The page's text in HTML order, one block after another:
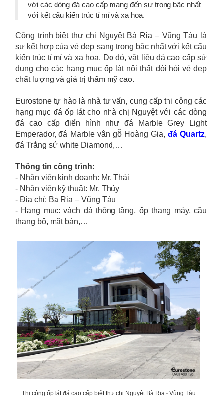
với các dòng đá cao cấp mang đến sự trọng bậc nhất
với kết cấu kiến trúc tỉ mỉ và xa hoa.
Công trình biệt thự chị Nguyệt Bà Rịa – Vũng Tàu là
sự kết hợp của vẻ đẹp sang trọng bậc nhất với kết cấu
kiến trúc tỉ mỉ và xa hoa. Do đó, vật liệu đá cao cấp sử
dụng cho các hạng mục ốp lát nội thất đòi hỏi vẻ đẹp
chất lượng và giá trị thẩm mỹ cao.
Eurostone tự hào là nhà tư vấn, cung cấp thi công các
hạng mục đá ốp lát cho nhà chị Nguyệt với các dòng
đá cao cấp điển hình như đá Marble Grey Light
Emperador, đá Marble vân gỗ Hoàng Gia, đá Quartz,
đá Trắng sứ white Diamond,…
Thông tin công trình:
- Nhân viên kinh doanh: Mr. Thái
- Nhân viên kỹ thuật: Mr. Thủy
- Địa chỉ: Bà Rịa – Vũng Tàu
- Hạng mục: vách đá thông tầng, ốp thang máy, cầu
thang bộ, mặt bàn,…
Thi công ốp lát đá cao cấp biệt thự chị Nguyệt Bà Rịa - Vũng Tàu